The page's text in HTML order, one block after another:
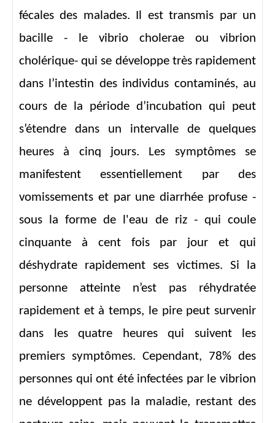
fécales des malades. Il est transmis par un
bacille - le vibrio cholerae ou vibrion
cholérique- qui se développe très rapidement
dans l’intestin des individus contaminés, au
cours de la période d’incubation qui peut
s’étendre dans un intervalle de quelques
heures à cinq jours. Les symptômes se
manifestent essentiellement par des
vomissements et par une diarrhée profuse -
sous la forme de l'eau de riz - qui coule
cinquante à cent fois par jour et qui
déshydrate rapidement ses victimes. Si la
personne atteinte n’est pas réhydratée
rapidement et à temps, le pire peut survenir
dans les quatre heures qui suivent les
premiers symptômes. Cependant, 78% des
personnes qui ont été infectées par le vibrion
ne développent pas la maladie, restant des